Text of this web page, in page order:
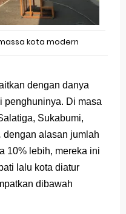
kota modern
dengan danya
penghuninya. Di masa
Sukabumi,
dengan alasan jumlah
10% lebih, mereka ini
lalu kota diatur
dibawah